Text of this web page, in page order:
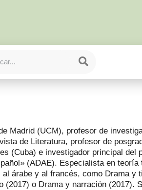
Madrid (UCM), profesor de
de Literatura, profesor de
(Cuba) e investigador principal del
(ADAE). Especialista en teoría
árabe y al francés, como Drama y
(2017) o Drama y narración (2017).